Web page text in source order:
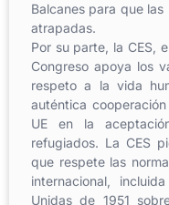
Balcanes para que
atrapadas.
Por su parte, la CES,
Congreso apoya los
respeto a la vida
auténtica
UE en la
refugiados. La CES
que respete las
internacional,
Unidas de 1951